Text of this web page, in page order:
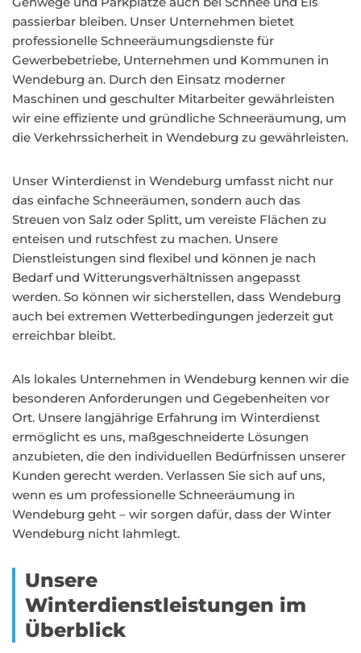
passierbar bleiben. Unser Unternehmen bietet
professionelle Schneeräumungsdienste für
Gewerbebetriebe, Unternehmen und Kommunen in
Wendeburg an. Durch den Einsatz moderner
Maschinen und geschulter Mitarbeiter gewährleisten
wir eine effiziente und gründliche Schneeräumung, um
die Verkehrssicherheit in Wendeburg zu gewährleisten.
Unser Winterdienst in Wendeburg umfasst nicht nur
das einfache Schneeräumen, sondern auch das
Streuen von Salz oder Splitt, um vereiste Flächen zu
enteisen und rutschfest zu machen. Unsere
Dienstleistungen sind flexibel und können je nach
Bedarf und Witterungsverhältnissen angepasst
werden. So können wir sicherstellen, dass Wendeburg
auch bei extremen Wetterbedingungen jederzeit gut
erreichbar bleibt.
Als lokales Unternehmen in Wendeburg kennen wir die
besonderen Anforderungen und Gegebenheiten vor
Ort. Unsere langjährige Erfahrung im Winterdienst
ermöglicht es uns, maßgeschneiderte Lösungen
anzubieten, die den individuellen Bedürfnissen unserer
Kunden gerecht werden. Verlassen Sie sich auf uns,
wenn es um professionelle Schneeräumung in
Wendeburg geht – wir sorgen dafür, dass der Winter
Wendeburg nicht lahmlegt.
Unsere
Winterdienstleistungen im
Überblick